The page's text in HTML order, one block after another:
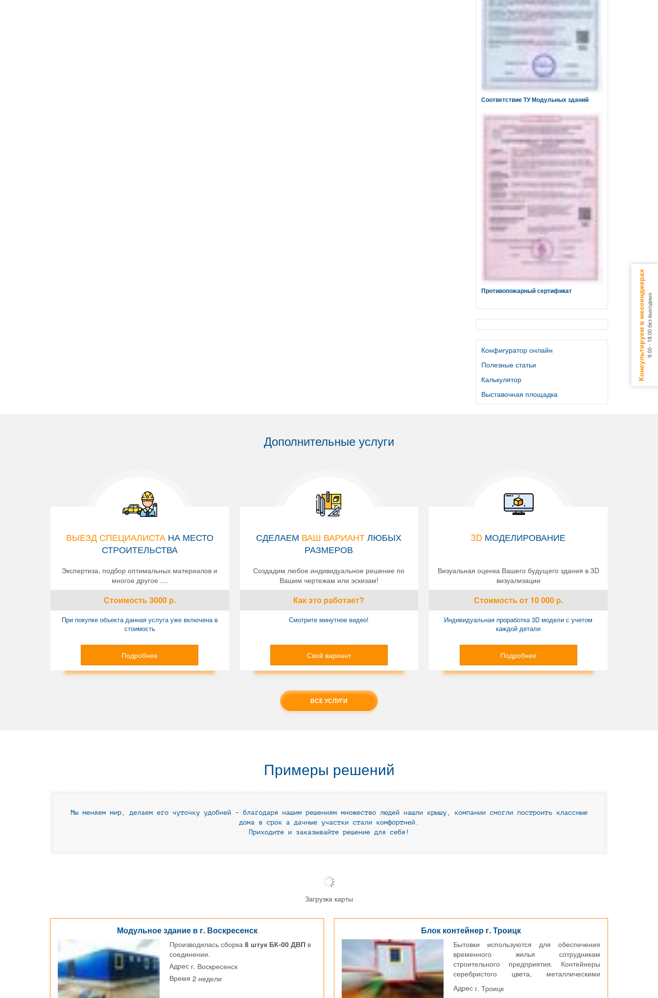
Консультируем в мессенджерах9.00 - 18.00 без выходных
Соответствие ТУ Модульных зданий
Противопожарный сертификат
Конфигуратор онлайн
Полезные статьи
Калькулятор
Выставочная площадка
Дополнительные услуги
СДЕЛАЕМ ВАШ ВАРИАНТЛЮБЫХ
РАЗМЕРОВ
Создадим любое индивидуальное решение по
Вашим чертежам или эскизам!
Как это работает?
Смотрите минутное видео!
Свой вариант
ВЫЕЗД СПЕЦИАЛИСТАНА МЕСТО
СТРОИТЕЛЬСТВА
Экспертиза, подбор оптимальных материалов и
многое другое ....
Стоимость3000р.
При покупке объекта данная услуга уже включена в
стоимость
Подробнее
3D МОДЕЛИРОВАНИЕ
Визуальная оценка Вашего будущего здания в 3D
визуализации
Стоимостьот 10 000р.
Индивидуальная проработка 3D модели с учетом
каждой детали
Подробнее
ВСЕ УСЛУГИ
Примеры решений
Мы меняем мир, делаем его чуточку удобней - благодаря нашим решениям множество людей нашли крышу, компании смогли построить классные
дома в срок а дачные участки стали комфортней.
Приходите и заказывайте решение для себя!
Загрузка карты
Модульное здание в г. Воскресенск
Производилась сборка8 штук БК-00 ДВП в
соединении.
Адрес г. Воскресенск
Время2 недели
Блок контейнер г. Троицк
Бытовки используются для обеспечения
временного жилья сотрудникам
строительного предприятия. Контейнеры
серебристого цвета, металлическими
уголками красного цвета.
Адрес г. Троицк